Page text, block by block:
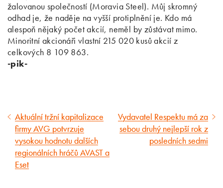
žalovanou společností (Moravia Steel). Můj skromný
odhad je, že naděje na vyšší protiplnění je. Kdo má
alespoň nějaký počet akcií, neměl by zůstávat mimo.
Minoritní akcionáři vlastní 215 020 kusů akcií z
celkových 8 109 863.
-pik-
Předcházející
článek
Aktuální tržní kapitalizace
firmy AVG potvrzuje
vysokou hodnotu dalších
regionálních hráčů AVAST a
Eset
Následující
článek
Vydavatel Respektu má za
sebou druhý nejlepší rok z
posledních sedmi